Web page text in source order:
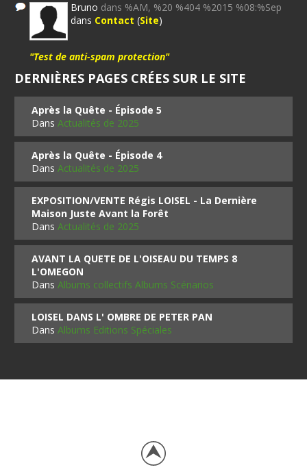
Bruno dans %AM, %20 %404 %2015 %08:%Sep
dans Contact (Site)
"Test de anti-spam protection"
DERNIÈRES PAGES CRÉES SUR LE SITE
Après la Quête - Épisode 5
DansActualités de 2025
Après la Quête - Épisode 4
DansActualités de 2025
EXPOSITION/VENTE Régis LOISEL - La Dernière
Maison Juste Avant la Forêt
DansActualités de 2025
AVANT LA QUETE DE L'OISEAU DU TEMPS 8
L'OMEGON
DansAlbums collectifs Albums Scénarios
LOISEL DANS L' OMBRE DE PETER PAN
DansAlbums Editions Spéciales